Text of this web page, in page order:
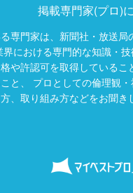
掲載専門家(プロ)
専門家は、新聞社・放送
における専門的な知識・
や許認可を取得している
と、 プロとしての倫理観
、取り組み方などをお聞